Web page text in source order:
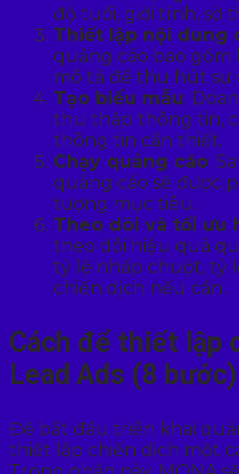
độ tuổi, giới tính, sở
Thiết lập nội dung
quảng cáo bao gồm
mô tả để thu hút sự
Tạo biểu mẫu:
thu thập thông tin,
thông tin cần thiết.
Chạy quảng cáo:
quảng cáo sẽ được
tượng mục tiêu.
Theo dõi và tối ưu
theo dõi hiệu quả
tỷ lệ nhấp chuột, tỷ
chiến dịch nếu cần.
Cách để thiết lập
Lead Ads (8 bước)
Để bắt đầu triển khai
thiết lập chiến dịch một